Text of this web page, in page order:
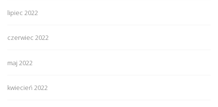
lipiec 2022
czerwiec 2022
maj 2022
kwiecień 2022